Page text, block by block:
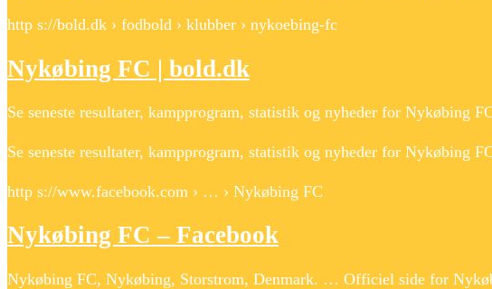
http s://bold.dk › fodbold › klubber › nykoebing-fc
Nykøbing FC | bold.dk
Se seneste resultater, kampprogram, statistik og nyheder for Nykøbing
Se seneste resultater, kampprogram, statistik og nyheder for Nykøbing
http s://www.facebook.com › … › Nykøbing FC
Nykøbing FC – Facebook
Nykøbing FC, Nykøbing, Storstrom, Denmark. … Officiel side for